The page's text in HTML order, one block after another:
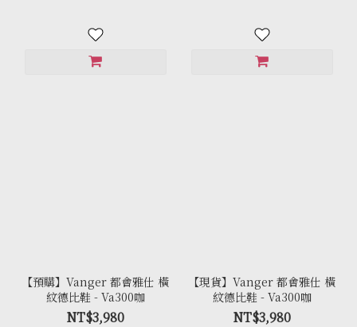
【預購】Vanger 都會雅仕 橫
紋德比鞋 - Va300咖
NT$3,980
【現貨】Vanger 都會雅仕 橫
紋德比鞋 - Va300咖
NT$3,980